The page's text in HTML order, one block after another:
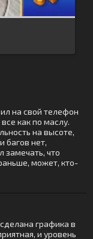
на свой телефон
как по маслу.
на высоте,
багов нет,
замечать, что
может, кто-
графика в
и уровень